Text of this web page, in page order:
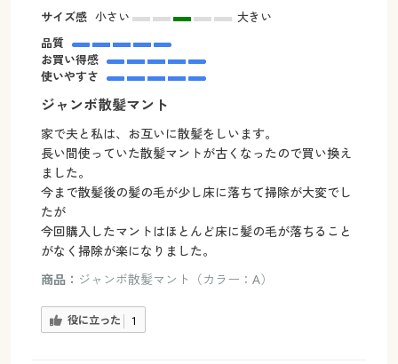
サイズ感 小さい
大きい
品質
お買い得感
使いやすさ
ジャンボ散髪マント
家で夫と私は、お互いに散髪をしいます。
長い間使っていた散髪マントが古くなったので買い換え
ました。
今まで散髪後の髪の毛が少し床に落ちて掃除が大変でし
たが
今回購入したマントはほとんど床に髪の毛が落ちること
がなく掃除が楽になりました。
商品： ジャンボ散髪マント（カラー：A）
役に立った 1